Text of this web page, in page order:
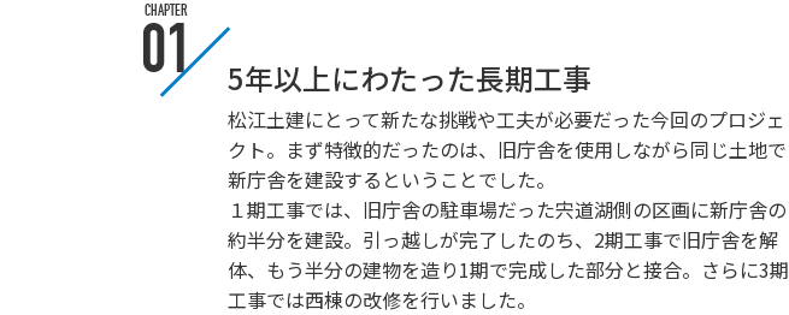
CHAPTER
01 5年以上にわたった長期工事
松江土建にとって新たな挑戦や工夫が必要だった今回のプロジェ
クト。まず特徴的だったのは、旧庁舎を使用しながら同じ土地で
新庁舎を建設するということでした。
１期工事では、旧庁舎の駐車場だった宍道湖側の区画に新庁舎の
約半分を建設。引っ越しが完了したのち、2期工事で旧庁舎を解
体、もう半分の建物を造り1期で完成した部分と接合。さらに3期
工事では西棟の改修を行いました。